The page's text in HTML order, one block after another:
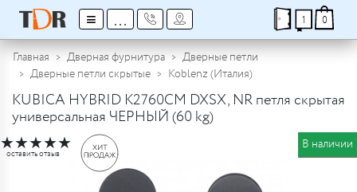
≡ ... 1 0
Главная Дверная фурнитура
Дверные петли
Дверные петли скрытые
Koblenz (Италия)
KUBICA HYBRID K2760CM DXSX, NR петля скрытая
универсальная ЧЕРНЫЙ (60 kg)
★★★★★
оставить отзыв
В наличии